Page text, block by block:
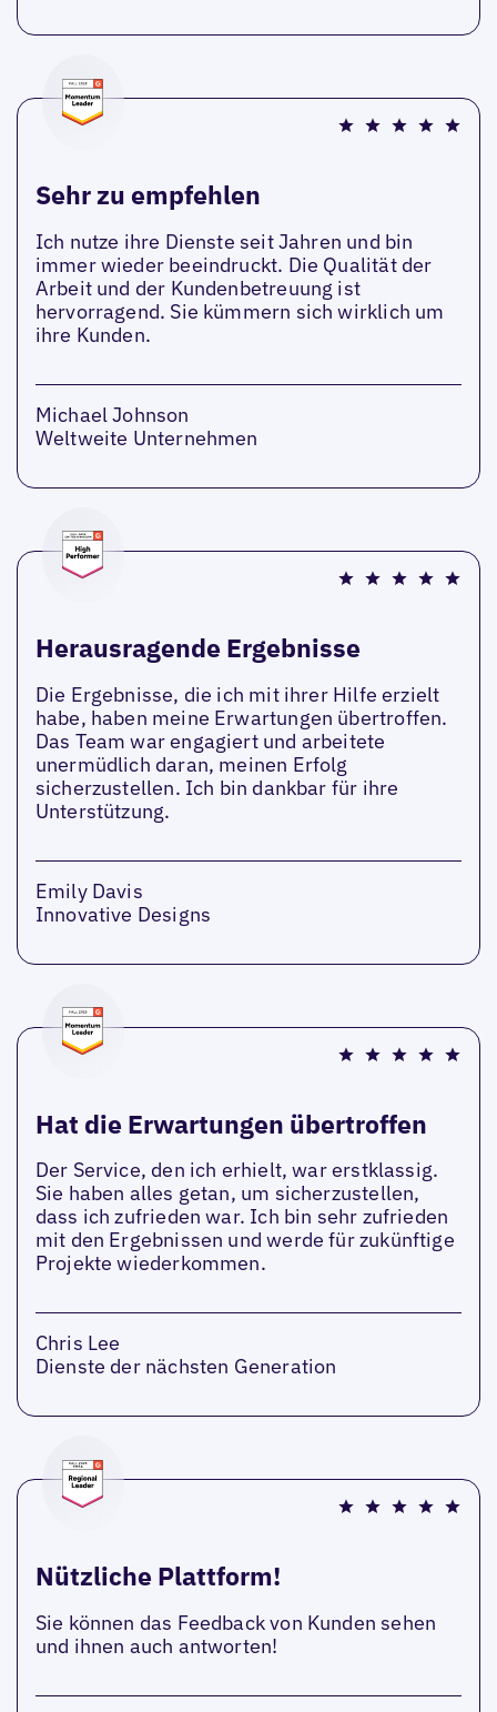
Sehr zu empfehlen
Ich nutze ihre Dienste seit Jahren und bin
immer wieder beeindruckt. Die Qualität der
Arbeit und der Kundenbetreuung ist
hervorragend. Sie kümmern sich wirklich um
ihre Kunden.
Michael Johnson
Weltweite Unternehmen
Herausragende Ergebnisse
Die Ergebnisse, die ich mit ihrer Hilfe erzielt
habe, haben meine Erwartungen übertroffen.
Das Team war engagiert und arbeitete
unermüdlich daran, meinen Erfolg
sicherzustellen. Ich bin dankbar für ihre
Unterstützung.
Emily Davis
Innovative Designs
Hat die Erwartungen übertroffen
Der Service, den ich erhielt, war erstklassig.
Sie haben alles getan, um sicherzustellen,
dass ich zufrieden war. Ich bin sehr zufrieden
mit den Ergebnissen und werde für zukünftige
Projekte wiederkommen.
Chris Lee
Dienste der nächsten Generation
Nützliche Plattform!
Sie können das Feedback von Kunden sehen
und ihnen auch antworten!